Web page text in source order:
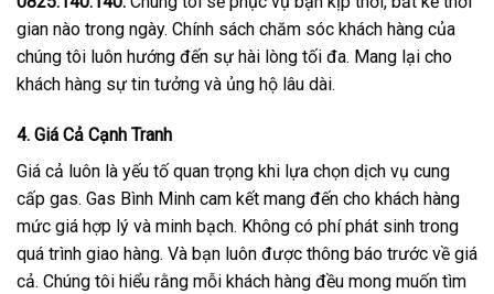
gian nào trong ngày. Chính sách chăm sóc khách hàng của
chúng tôi luôn hướng đến sự hài lòng tối đa. Mang lại cho
khách hàng sự tin tưởng và ủng hộ lâu dài.
4. Giá Cả Cạnh Tranh
Giá cả luôn là yếu tố quan trọng khi lựa chọn dịch vụ cung
cấp gas. Gas Bình Minh cam kết mang đến cho khách hàng
mức giá hợp lý và minh bạch. Không có phí phát sinh trong
quá trình giao hàng. Và bạn luôn được thông báo trước về giá
cả. Chúng tôi hiểu rằng mỗi khách hàng đều mong muốn tìm